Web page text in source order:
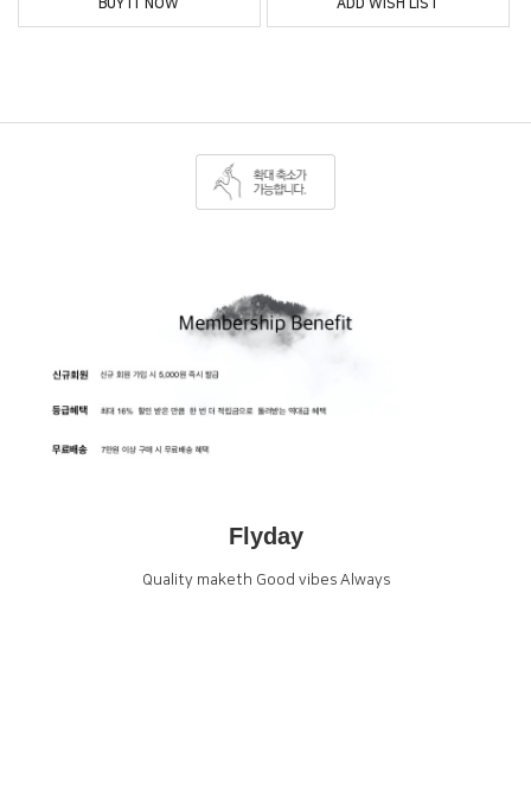
BUY IT NOW ADD WISH LIST
Flyday
Quality maketh Good vibes Always